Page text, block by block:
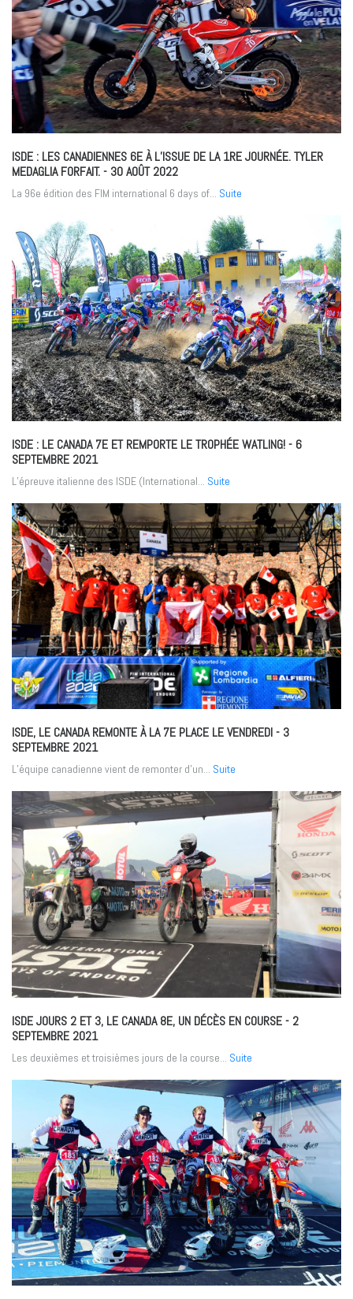
ISDE : LES CANADIENNES 6E À L’ISSUE DE LA 1RE JOURNÉE. TYLER
MEDAGLIA FORFAIT.- 30 AOÛT 2022
La 96e édition des FIM international 6 days of... Suite
ISDE : LE CANADA 7E ET REMPORTE LE TROPHÉE WATLING!- 6
SEPTEMBRE 2021
L’épreuve italienne des ISDE (International... Suite
ISDE, LE CANADA REMONTE À LA 7E PLACE LE VENDREDI- 3
SEPTEMBRE 2021
L’équipe canadienne vient de remonter d’un... Suite
ISDE JOURS 2 ET 3, LE CANADA 8E, UN DÉCÈS EN COURSE- 2
SEPTEMBRE 2021
Les deuxièmes et troisièmes jours de la course... Suite